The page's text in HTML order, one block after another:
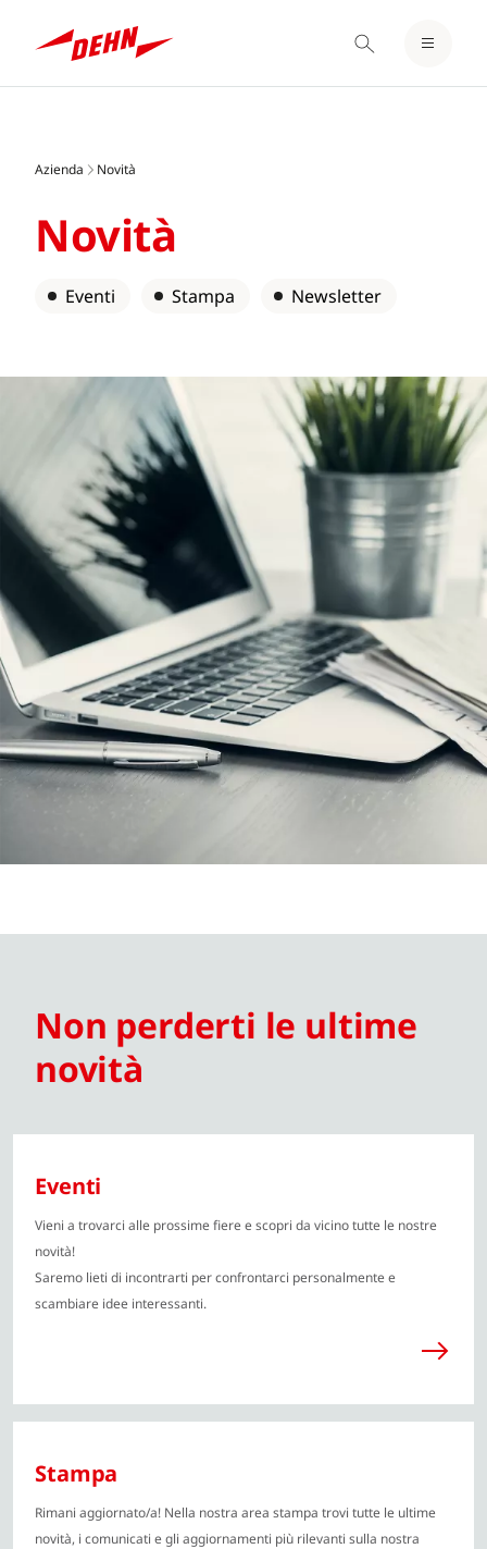
content
LOGIN / REGISTER
Azienda Novità
Novità
Eventi Stampa Newsletter
Non perderti le ultime
novità
Eventi
Vieni a trovarci alle prossime fiere e scopri da vicino tutte le nostre
novità!
Saremo lieti di incontrarti per confrontarci personalmente e
scambiare idee interessanti.
Stampa
Rimani aggiornato/a! Nella nostra area stampa trovi tutte le ultime
novità, i comunicati e gli aggiornamenti più rilevanti sulla nostra